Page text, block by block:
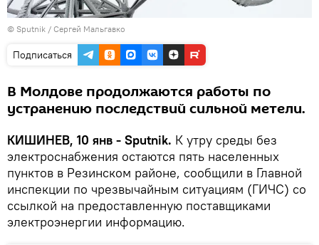
© Sputnik / Сергей Мальгавко
Подписаться
В Молдове продолжаются работы по
устранению последствий сильной метели.
КИШИНЕВ, 10 янв - Sputnik. К утру среды без
электроснабжения остаются пять населенных
пунктов в Резинском районе, сообщили в Главной
инспекции по чрезвычайным ситуациям (ГИЧС) со
ссылкой на предоставленную поставщиками
электроэнергии информацию.